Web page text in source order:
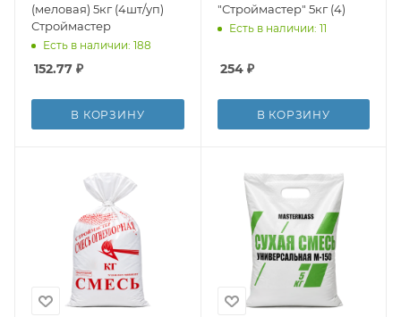
(меловая) 5кг (4шт/уп)
Строймастер
Есть в наличии: 188
152.77 ₽
В КОРЗИНУ
"Строймастер" 5кг (4)
Есть в наличии: 11
254₽
В КОРЗИНУ